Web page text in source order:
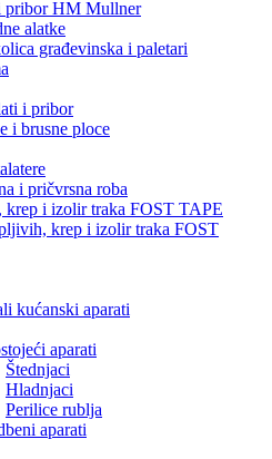
pribor HM Mullner
alatke
građevinska i paletari
i pribor
i brusne ploce
i pričvrsna roba
krep i izolir traka FOST TAPE
krep i izolir traka FOST
kućanski aparati
aparati
Štednjaci
Hladnjaci
Perilice rublja
aparati